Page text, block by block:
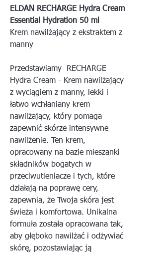
ELDAN RECHARGE Hydra Cream
Essential Hydration 50 ml
Krem nawilżający z ekstraktem z
manny
Przedstawiamy RECHARGE
Hydra Cream - Krem nawilżający
z wyciągiem z manny, lekki i
łatwo wchłaniany krem ​​
nawilżający, który pomaga
zapewnić skórze intensywne
nawilżenie. Ten krem,
opracowany na bazie mieszanki
składników bogatych w
przeciwutleniacze i tych, które
działają na poprawę cery,
zapewnia, że ​​Twoja skóra jest
świeża i komfortowa. Unikalna
formuła została opracowana tak,
aby głęboko nawilżać i odżywiać
skórę, pozostawiając ją